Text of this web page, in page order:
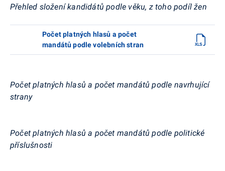
Přehled složení kandidátů podle věku, z toho podíl žen
Počet platných hlasů a počet
mandátů podle volebních stran
Počet platných hlasů a počet mandátů podle navrhující
strany
Počet platných hlasů a počet mandátů podle politické
příslušnosti